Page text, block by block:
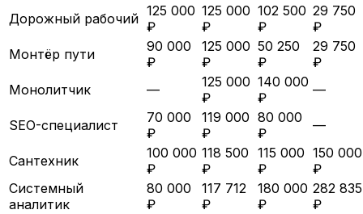
Дорожный рабочий 125 000
₽
125 000
₽
102 500
₽
29 750
₽
Монтёр пути
90 000
₽
125 000
₽
50 250
₽
29 750
₽
Монолитчик
—
125 000
₽
140 000
₽
—
SEO-специалист
70 000
₽
119 000
₽
80 000
₽
—
Сантехник
100 000
₽
118 500
₽
115 000
₽
150 000
₽
Системный
аналитик
80 000
₽
117 712
₽
180 000
₽
282 835
₽